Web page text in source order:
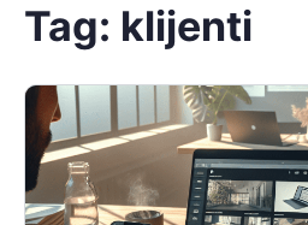
Tag: klijenti